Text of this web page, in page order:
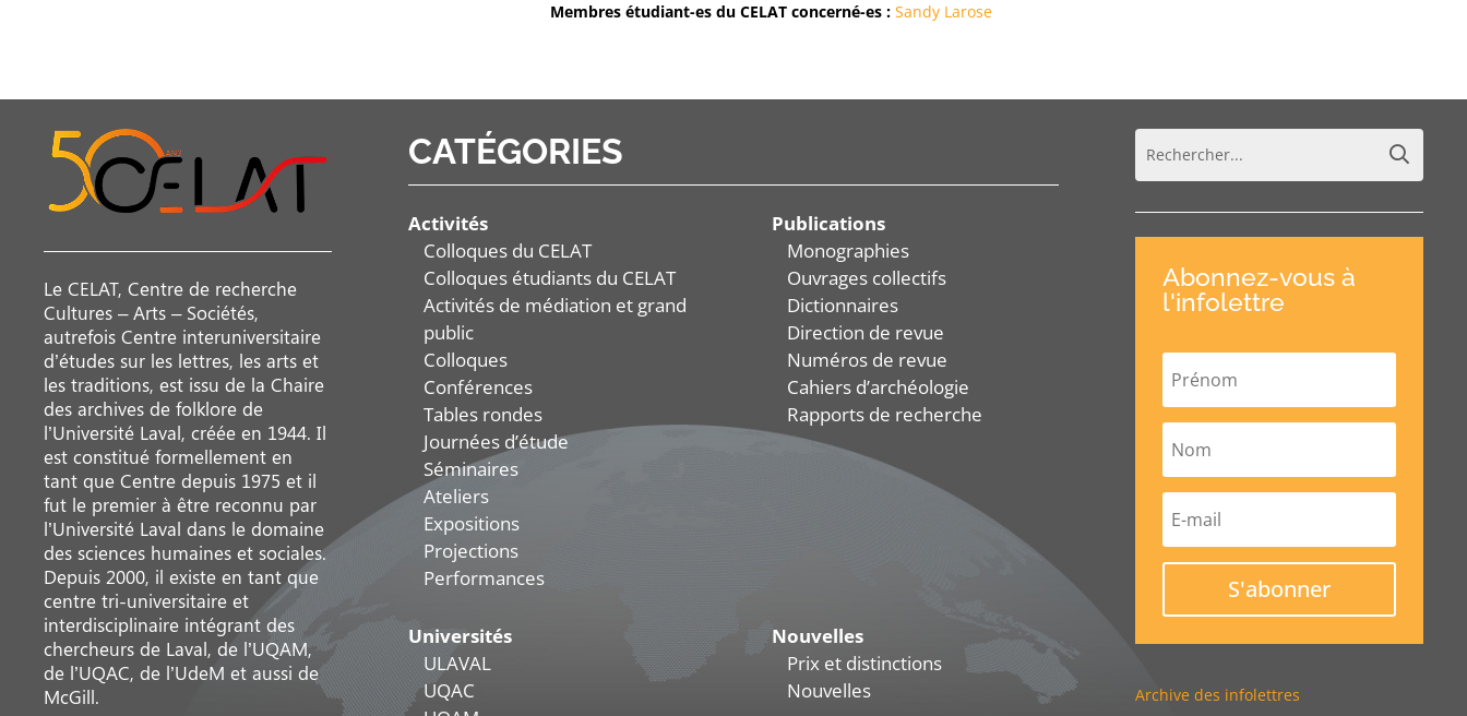
Membres étudiant-es du CELAT concerné-es : Sandy Larose
Le CELAT, Centre de recherche
Cultures – Arts – Sociétés,
autrefois Centre interuniversitaire
d’études sur les lettres, les arts et
les traditions, est issu de la Chaire
des archives de folklore de
l’Université Laval, créée en 1944. Il
est constitué formellement en
tant que Centre depuis 1975 et il
fut le premier à être reconnu par
l’Université Laval dans le domaine
des sciences humaines et sociales.
Depuis 2000, il existe en tant que
centre tri-universitaire et
interdisciplinaire intégrant des
chercheurs de Laval, de l’UQAM,
de l’UQAC, de l’UdeM et aussi de
McGill.
CATÉGORIES
Activités
Colloques du CELAT
Colloques étudiants du CELAT
Activités de médiation et grand
public
Colloques
Conférences
Tables rondes
Journées d’étude
Séminaires
Ateliers
Expositions
Projections
Performances
Publications
Monographies
Ouvrages collectifs
Dictionnaires
Direction de revue
Numéros de revue
Cahiers d’archéologie
Rapports de recherche
Universités
ULAVAL
UQAC
Nouvelles
Prix et distinctions
Nouvelles
Abonnez-vous à
l'infolettre
S'abonner
Archive des infolettres